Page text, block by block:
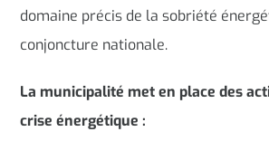
domaine précis de la sobriété
conjoncture nationale.
La municipalité met en place des
crise énergétique :